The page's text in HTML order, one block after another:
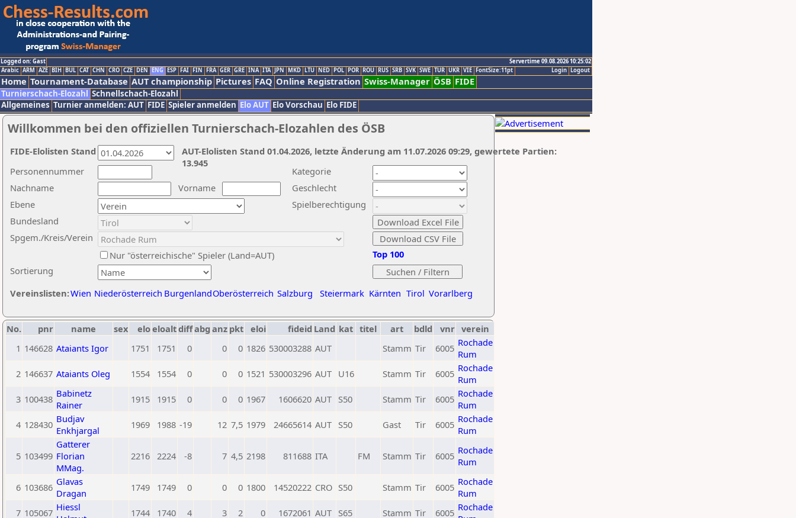
Logged on: Gast
Servertime 09.08.2026 10:25:02
Logout
Login
Arabic ARM AZE BIH BUL CAT CHN CRO CZE DEN ENG ESP FAI FIN FRA GER GRE INA ITA JPN MKD LTU NED POL POR ROU RUS SRB SVK SWE TUR UKR VIE FontSize:11pt
Home Tournament-Database AUT championship Pictures FAQ Online Registration Swiss-Manager ÖSB FIDE
Turnierschach-Elozahl Schnellschach-Elozahl
Allgemeines Turnier anmelden: AUT FIDE Spieler anmelden Elo AUT Elo Vorschau Elo FIDE
Willkommen bei den offiziellen Turnierschach-Elozahlen des ÖSB
Nachname
Vorname
Ebene
Kategorie
Sortierung
Personennummer
Bundesland
Spgem./Kreis/Verein
Geschlecht
Nur "österreichische" Spieler (Land=AUT)
Spielberechtigung
Vereinslisten:Wien Niederösterreich BurgenlandOberösterreich Salzburg Steiermark Kärnten Tirol Vorarlberg
Top 100
AUT-Elolisten Stand 01.04.2026, letzte Änderung am 11.07.2026 09:29, gewertete Partien:
13.945
FIDE-Elolisten Stand
No. pnr name sex eloeloaltdiffabg anz pkt eloi fideid Land kat titel art bdld vnr verein
1 146628 Ataiants Igor 1751 1751 0 0 0 1826 530003288 AUT Stamm Tir 6005 Rochade
Rum
2 146637 Ataiants Oleg 1554 1554 0 0 0 1521 530003296 AUT U16 Stamm Tir 6005 Rochade
Rum
3 100438 Babinetz
Rainer
1915 1915 0 0 0 1967 1606620 AUT S50 Stamm Tir 6005 Rochade
Rum
4 128430 Budjav
Enkhjargal
1969 1988 -19 12 7,5 1979 24665614 AUT S50 Gast Tir 6005 Rochade
Rum
5 103499
Gatterer
Florian
MMag.
2216 2224 -8 7 4,5 2198 811688 ITA FM Stamm Tir 6005 Rochade
Rum
6 103686 Glavas
Dragan
1749 1749 0 0 0 1800 14520222 CRO S50 Stamm Tir 6005 Rochade
Rum
7 105067 Hiessl
1744 1740 4 3 2 0 1672061 AUT S65 Stamm Tir 6005 Rochade